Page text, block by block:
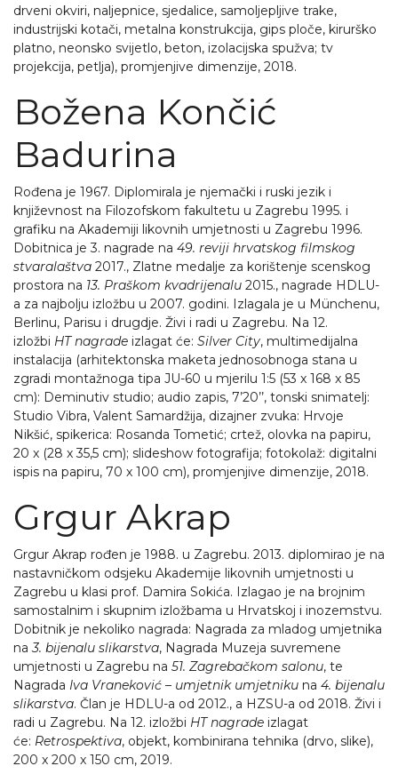
drveni okviri, naljepnice, sjedalice, samoljepljive trake,
industrijski kotači, metalna konstrukcija, gips ploče, kirurško
platno, neonsko svijetlo, beton, izolacijska spužva; tv
projekcija, petlja), promjenjive dimenzije, 2018.
Božena Končić
Badurina
Rođena je 1967. Diplomirala je njemački i ruski jezik i
književnost na Filozofskom fakultetu u Zagrebu 1995. i
grafiku na Akademiji likovnih umjetnosti u Zagrebu 1996.
Dobitnica je 3. nagrade na 49. reviji hrvatskog filmskog
stvaralaštva 2017., Zlatne medalje za korištenje scenskog
prostora na 13. Praškom kvadrijenalu 2015., nagrade HDLU-
a za najbolju izložbu u 2007. godini. Izlagala je u Münchenu,
Berlinu, Parisu i drugdje. Živi i radi u Zagrebu. Na 12.
izložbi HT nagrade izlagat će: Silver City, multimedijalna
instalacija (arhitektonska maketa jednosobnoga stana u
zgradi montažnoga tipa JU-60 u mjerilu 1:5 (53 x 168 x 85
cm): Deminutiv studio; audio zapis, 7’20’’, tonski snimatelj:
Studio Vibra, Valent Samardžija, dizajner zvuka: Hrvoje
Nikšić, spikerica: Rosanda Tometić; crtež, olovka na papiru,
20 x (28 x 35,5 cm); slideshow fotografija; fotokolaž: digitalni
ispis na papiru, 70 x 100 cm), promjenjive dimenzije, 2018.
Grgur Akrap
Grgur Akrap rođen je 1988. u Zagrebu. 2013. diplomirao je na
nastavničkom odsjeku Akademije likovnih umjetnosti u
Zagrebu u klasi prof. Damira Sokića. Izlagao je na brojnim
samostalnim i skupnim izložbama u Hrvatskoj i inozemstvu.
Dobitnik je nekoliko nagrada: Nagrada za mladog umjetnika
na3. bijenalu slikarstva, Nagrada Muzeja suvremene
umjetnosti u Zagrebu na 51. Zagrebačkom salonu, te
Nagrada Iva Vraneković – umjetnik umjetniku na 4. bijenalu
slikarstva. Član je HDLU-a od 2012., a HZSU-a od 2018. Živi i
radi u Zagrebu. Na 12. izložbi HT nagrade izlagat
će: Retrospektiva, objekt, kombinirana tehnika (drvo, slike),
200 x 200 x 150 cm, 2019.